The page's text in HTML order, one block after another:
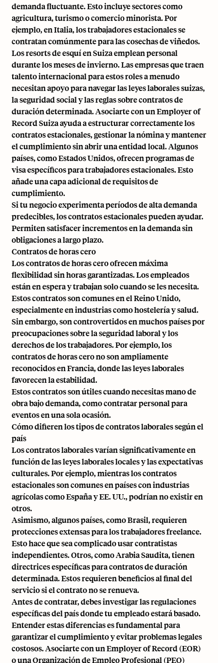
demanda fluctuante. Esto incluye sectores como
agricultura, turismo o comercio minorista. Por
ejemplo, en Italia, los trabajadores estacionales se
contratan comúnmente para las cosechas de viñedos.
Los resorts de esquí en Suiza emplean personal
durante los meses de invierno. Las empresas que traen
talento internacional para estos roles a menudo
necesitan apoyo para navegar las leyes laborales suizas,
la seguridad social y las reglas sobre contratos de
duración determinada. Asociarte con unEmployer of
Record Suizaayuda a estructurar correctamente los
contratos estacionales, gestionar la nómina y mantener
el cumplimiento sin abrir una entidad local. Algunos
países, como Estados Unidos, ofrecen programas de
visa específicos para trabajadores estacionales. Esto
añade una capa adicional de requisitos de
cumplimiento.
Si tu negocio experimenta períodos de alta demanda
predecibles, los contratos estacionales pueden ayudar.
Permiten satisfacer incrementos en la demanda sin
obligaciones a largo plazo.
Contratos de horas cero
Los contratos de horas cero ofrecen máxima
flexibilidad sin horas garantizadas. Los empleados
están en espera y trabajan solo cuando se les necesita.
Estos contratos son comunes en el Reino Unido,
especialmente en industrias como hostelería y salud.
Sin embargo, son controvertidos en muchos países por
preocupaciones sobre la seguridad laboral y los
derechos de los trabajadores. Por ejemplo, los
contratos de horas cero no son ampliamente
reconocidos en Francia, donde las leyes laborales
favorecen la estabilidad.
Estos contratos son útiles cuando necesitas mano de
obra bajo demanda, como contratar personal para
eventos en una sola ocasión.
Cómo difieren los tipos de contratos laborales según el
país
Los contratos laborales varían significativamente en
función de las leyes laborales locales y las expectativas
culturales. Por ejemplo, mientras los contratos
estacionales son comunes en países con industrias
agrícolas como España y EE. UU., podrían no existir en
otros.
Asimismo, algunos países, como Brasil, requieren
protecciones extensas para los trabajadores freelance.
Esto hace que sea complicado usar contratistas
independientes. Otros, como Arabia Saudita, tienen
directrices específicas para contratos de duración
determinada. Estos requieren beneficios al final del
servicio si el contrato no se renueva.
Antes de contratar, debes investigar las regulaciones
específicas del país donde tu empleado estará basado.
Entender estas diferencias es fundamental para
garantizar el cumplimiento y evitar problemas legales
costosos. Asociarte con unEmployer of Record (EOR)
o una Organización de Empleo Profesional (PEO)